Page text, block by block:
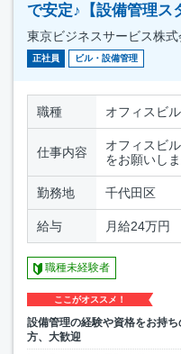
で安定♪【設備管理ス
東京ビジネスサービス株
正社員 ビル・設備管理
職種 オフィスビ
仕事内容
オフィスビ
をお願いしま
勤務地 千代田区
給与 月給24万円
職種未経験者
ここがオススメ！
設備管理の経験や資格をお持ち
方、大歓迎